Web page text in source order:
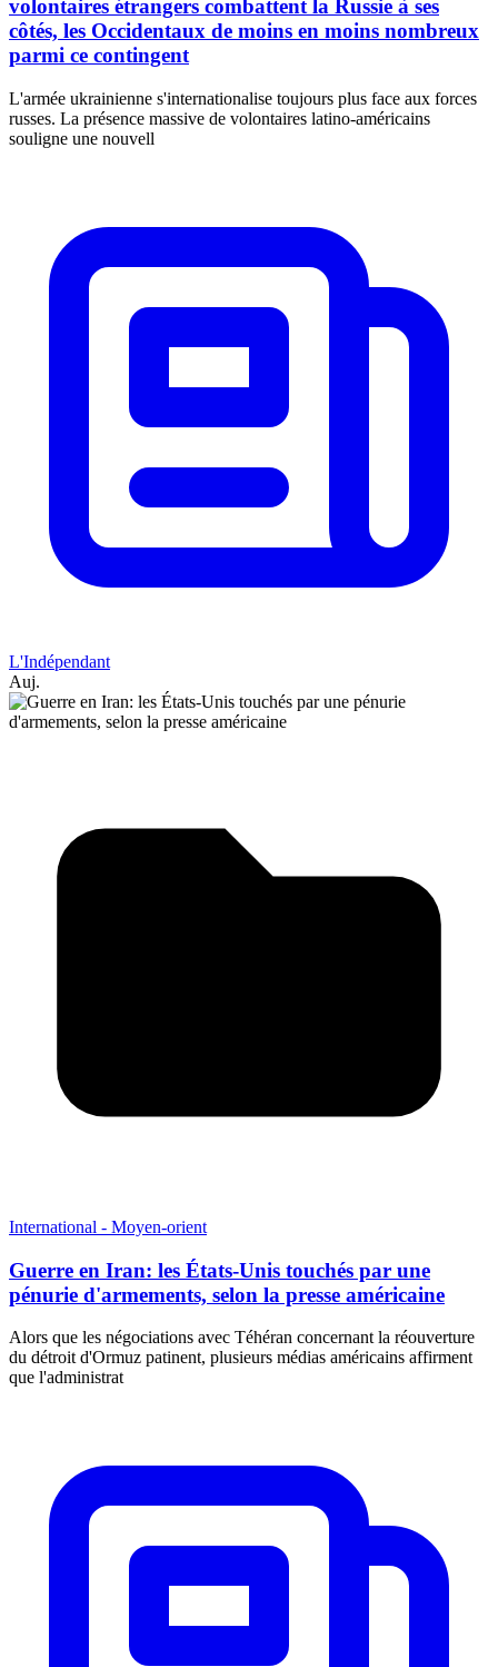
volontaires étrangers combattent la Russie à ses
côtés, les Occidentaux de moins en moins nombreux
parmi ce contingent
L'armée ukrainienne s'internationalise toujours plus face aux forces
russes. La présence massive de volontaires latino-américains
souligne une nouvell
L'Indépendant
Auj.
International - Moyen-orient
Guerre en Iran: les États-Unis touchés par une
pénurie d'armements, selon la presse américaine
Alors que les négociations avec Téhéran concernant la réouverture
du détroit d'Ormuz patinent, plusieurs médias américains affirment
que l'administrat